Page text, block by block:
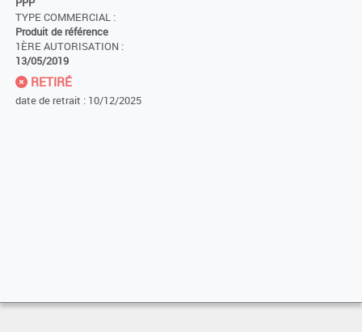
PPP
TYPE COMMERCIAL :
Produit de référence
1ÈRE AUTORISATION :
13/05/2019
RETIRÉ
date de retrait : 10/12/2025